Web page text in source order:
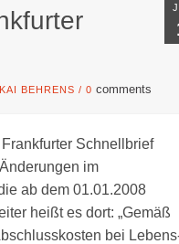
BEHRENS / 0 comments
Schnellbrief
im
ab dem 01.01.2008
heißt es dort: „Gemäß
bei